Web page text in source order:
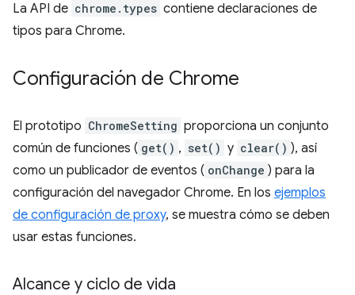
La API de chrome.types contiene declaraciones de
tipos para Chrome.
Configuración de Chrome
El prototipo ChromeSetting proporciona un conjunto
común de funciones ( get() , set() y clear() ), así
como un publicador de eventos ( onChange ) para la
configuración del navegador Chrome. En los ejemplos
de configuración de proxy, se muestra cómo se deben
usar estas funciones.
Alcance y ciclo de vida